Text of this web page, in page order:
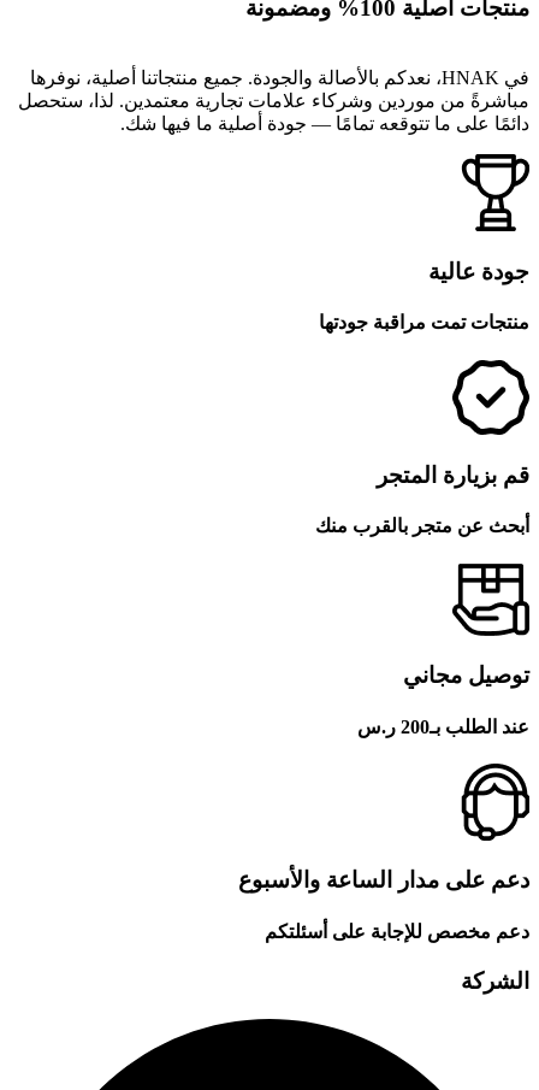
منتجات أصلية 100% ومضمونة
في HNAK، نعدكم بالأصالة والجودة. جميع منتجاتنا أصلية، نوفرها
مباشرةً من موردين وشركاء علامات تجارية معتمدين. لذا، ستحصل
دائمًا على ما تتوقعه تمامًا — جودة أصلية ما فيها شك.
جودة عالية
منتجات تمت مراقبة جودتها
قم بزيارة المتجر
أبحث عن متجر بالقرب منك
توصيل مجاني
عند الطلب بـ200 ر.س
دعم على مدار الساعة والأسبوع
دعم مخصص للإجابة على أسئلتكم
الشركة